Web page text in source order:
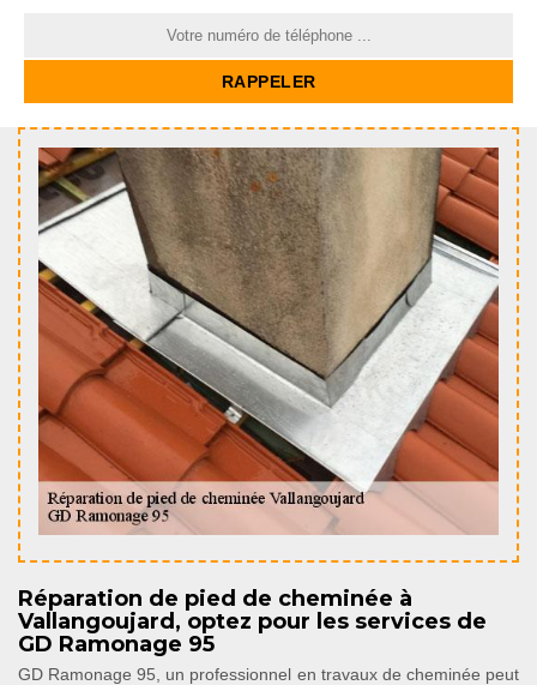
Réparation de pied de cheminée à
Vallangoujard, optez pour les services de
GD Ramonage 95
GD Ramonage 95, un professionnel en travaux de cheminée peut